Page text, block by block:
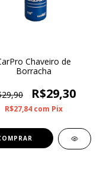
Chaveiro de
Borracha
R$29,30
R$27,84 com Pix